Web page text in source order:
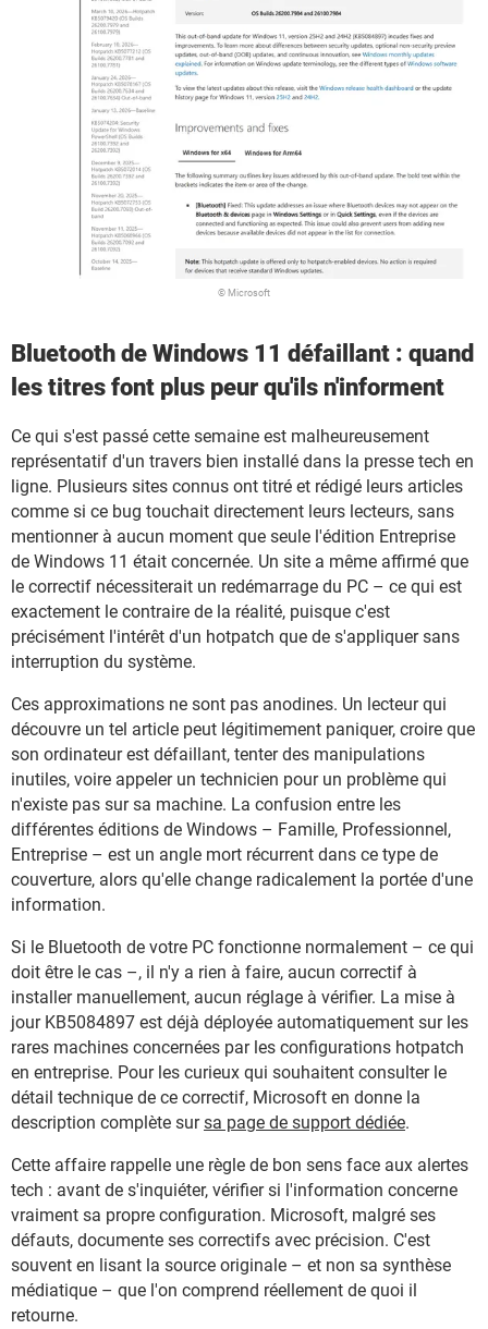
© Microsoft
Bluetooth de Windows 11 défaillant : quand
les titres font plus peur qu'ils n'informent
Ce qui s'est passé cette semaine est malheureusement
représentatif d'un travers bien installé dans la presse tech en
ligne. Plusieurs sites connus ont titré et rédigé leurs articles
comme si ce bug touchait directement leurs lecteurs, sans
mentionner à aucun moment que seule l'édition Entreprise
de Windows 11 était concernée. Un site a même affirmé que
le correctif nécessiterait un redémarrage du PC – ce qui est
exactement le contraire de la réalité, puisque c'est
précisément l'intérêt d'un hotpatch que de s'appliquer sans
interruption du système.
Ces approximations ne sont pas anodines. Un lecteur qui
découvre un tel article peut légitimement paniquer, croire que
son ordinateur est défaillant, tenter des manipulations
inutiles, voire appeler un technicien pour un problème qui
n'existe pas sur sa machine. La confusion entre les
différentes éditions de Windows – Famille, Professionnel,
Entreprise – est un angle mort récurrent dans ce type de
couverture, alors qu'elle change radicalement la portée d'une
information.
Si le Bluetooth de votre PC fonctionne normalement – ce qui
doit être le cas –, il n'y a rien à faire, aucun correctif à
installer manuellement, aucun réglage à vérifier. La mise à
jour KB5084897 est déjà déployée automatiquement sur les
rares machines concernées par les configurations hotpatch
en entreprise. Pour les curieux qui souhaitent consulter le
détail technique de ce correctif, Microsoft en donne la
description complète sursa page de support dédiée.
Cette affaire rappelle une règle de bon sens face aux alertes
tech : avant de s'inquiéter, vérifier si l'information concerne
vraiment sa propre configuration. Microsoft, malgré ses
défauts, documente ses correctifs avec précision. C'est
souvent en lisant la source originale – et non sa synthèse
médiatique – que l'on comprend réellement de quoi il
retourne.